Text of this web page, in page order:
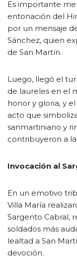
Es importante
entonación del
por un mensaje
Sánchez, quien
de San Martín.
Luego, llegó el
de laureles en el
honor y gloria, y
acto que
sanmartiniano y
contribuyeron a
Invocación al
En un emotivo
Villa María
Sargento Cabral,
soldados más
lealtad a San
devoción.